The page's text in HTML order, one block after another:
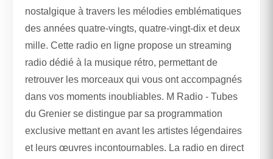
nostalgique à travers les mélodies emblématiques
des années quatre-vingts, quatre-vingt-dix et deux
mille. Cette radio en ligne propose un streaming
radio dédié à la musique rétro, permettant de
retrouver les morceaux qui vous ont accompagnés
dans vos moments inoubliables. M Radio - Tubes
du Grenier se distingue par sa programmation
exclusive mettant en avant les artistes légendaires
et leurs œuvres incontournables. La radio en direct